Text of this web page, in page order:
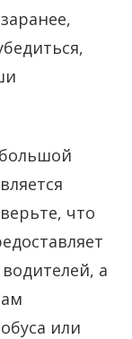
что
а
или